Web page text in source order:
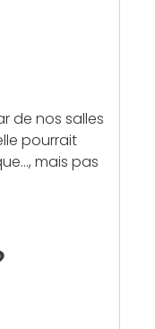
de nos salles
pourrait
mais pas